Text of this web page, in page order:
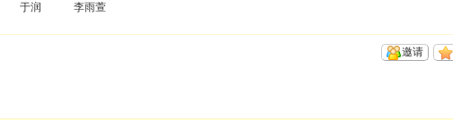
于润 李雨萱
邀请